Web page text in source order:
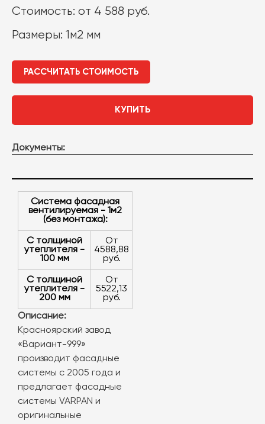
Стоимость: от 4 588 руб.
Размеры: 1м2 мм
РАССЧИТАТЬ СТОИМОСТЬ
КУПИТЬ
Документы:
Система фасадная
вентилируемая - 1м2
(без монтажа):
с толщиной
утеплителя -
100 мм
от
4588,88
руб.
с толщиной
утеплителя -
200 мм
от
5522,13
руб.
Описание:
Красноярский завод
«Вариант-999»
производит фасадные
системы с 2005 года и
предлагает фасадные
системы VARPAN и
оригинальные